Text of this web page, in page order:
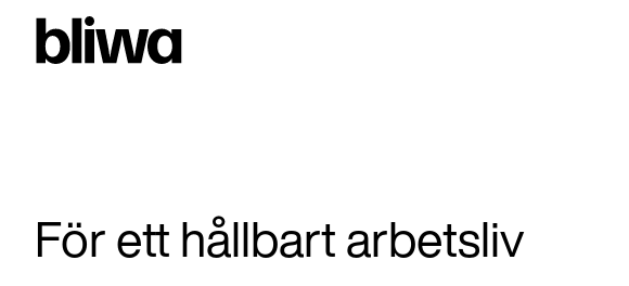
För ett hållbart arbetsliv